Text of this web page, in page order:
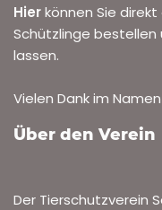
Hierkönnen Sie
Schützlinge bestellen
lassen.
Vielen Dank im
Über den Verein
Der Tierschutzverein